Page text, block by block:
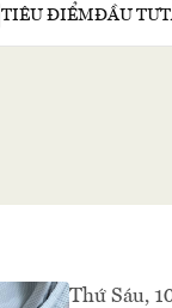
TIÊU ĐIỂMĐẦU TƯ
Thứ Sáu,